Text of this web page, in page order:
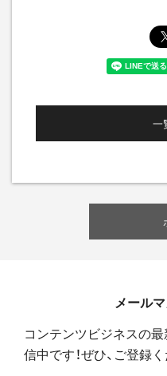
一
メール
コンテンツビジネスの
信中です！ぜひ、ご登録く